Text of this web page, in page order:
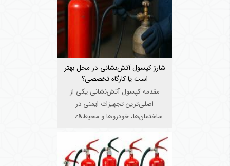
شارژ کپسول آتش‌نشانی در محل بهتر
است یا کارگاه تخصصی؟
مقدمه کپسول آتش‌نشانی یکی از
اصلی‌ترین تجهیزات ایمنی در
ساختمان‌ها، خودروها و محیط&z ...